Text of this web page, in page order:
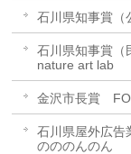
石川県知事賞（
石川県知事賞
nature art lab
金沢市長賞
石川県屋外広
のののんのん